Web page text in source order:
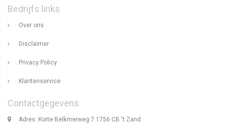
Bedrijfs links
Over ons
Disclaimer
Privacy Policy
Klantenservice
Contactgegevens
Adres: Korte Belkmerweg 7 1756 CB 't Zand